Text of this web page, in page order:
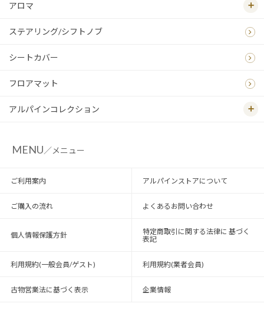
アロマ
ステアリング/シフトノブ
シートカバー
フロアマット
アルパインコレクション
MENU／メニュー
ご利用案内 アルパインストアについて
ご購入の流れ よくあるお問い合わせ
個人情報保護方針
特定商取引に関する法律に 基づく
表記
利用規約(一般会員/ゲスト) 利用規約(業者会員)
古物営業法に基づく表示 企業情報